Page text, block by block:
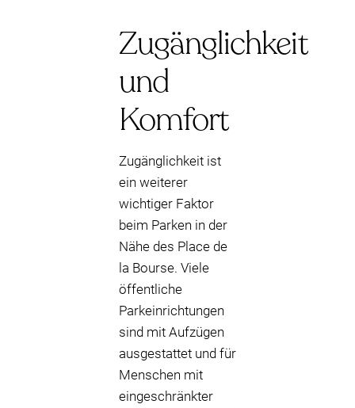
Zugänglichkeit
und
Komfort
Zugänglichkeit ist
ein weiterer
wichtiger Faktor
beim Parken in der
Nähe des Place de
la Bourse. Viele
öffentliche
Parkeinrichtungen
sind mit Aufzügen
ausgestattet und für
Menschen mit
eingeschränkter